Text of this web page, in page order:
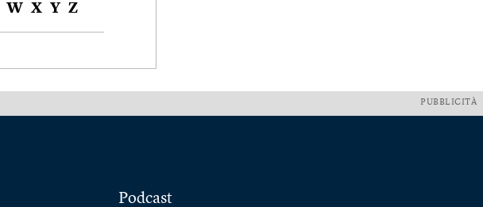
W X Y Z
PUBBLICITÀ
Podcast